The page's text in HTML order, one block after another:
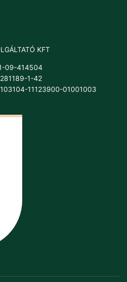
KFT
09-414504
1-42
11123900-01001003